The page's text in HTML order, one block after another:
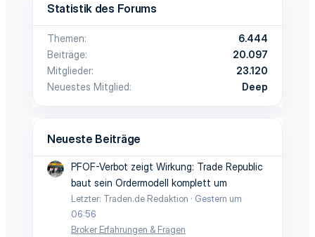
Statistik des Forums
Themen
6.444
Beiträge
20.097
Mitglieder
23.120
Neuestes Mitglied
Deep
Neueste Beiträge
PFOF-Verbot zeigt Wirkung: Trade Republic
baut sein Ordermodell komplett um
Letzter: Traden.de Redaktion
Gestern um
06:56
Broker Erfahrungen & Fragen